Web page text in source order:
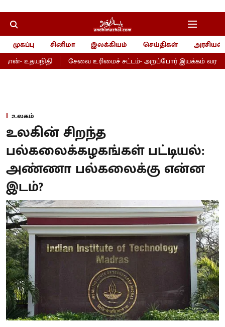
முகப்பு சினிமா இலக்கியம் செய்திகள்
அரசியல்
உதயநிதி
சேவை உரிமைச் சட்டம்- அறப்போர் இயக்கம்
உலகம்
உலகின் சிறந்த
பல்கலைக்கழகங்கள் பட்டியல்:
அண்ணா பல்கலைக்கு என்ன
இடம்?